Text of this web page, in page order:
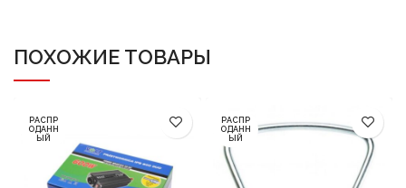
ПОХОЖИЕ ТОВАРЫ
РАСПР
ОДАНН
ЫЙ
РАСПР
ОДАНН
ЫЙ